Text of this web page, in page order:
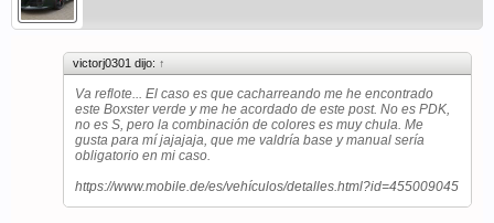
victorj0301 dijo: ↑
Va reflote... El caso es que cacharreando me he encontrado
este Boxster verde y me he acordado de este post. No es PDK,
no es S, pero la combinación de colores es muy chula. Me
gusta para mí jajajaja, que me valdría base y manual sería
obligatorio en mi caso.
https://www.mobile.de/es/vehículos/detalles.html?id=455009045